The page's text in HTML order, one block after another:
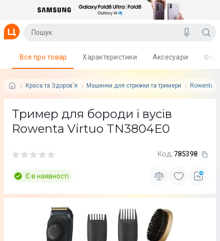
Краса та Здоров'я Машинки для стрижки та тримери Rowenta
Все про товар Характеристики Аксесуари
Тример для бороди і вусів
Rowenta Virtuo TN3804E0
Код: 785398
Є в наявності